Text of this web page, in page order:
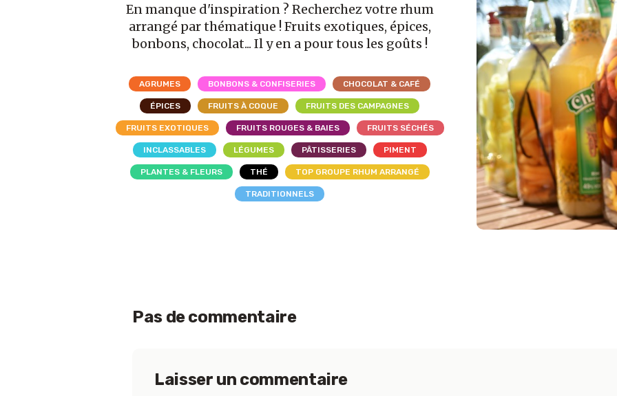
En manque d'inspiration ? Recherchez votre rhum
arrangé par thématique ! Fruits exotiques, épices,
bonbons, chocolat... Il y en a pour tous les goûts !
AGRUMES BONBONS & CONFISERIES CHOCOLAT & CAFÉ
ÉPICES FRUITS À COQUE FRUITS DES CAMPAGNES
FRUITS EXOTIQUES FRUITS ROUGES & BAIES FRUITS SÉCHÉS
INCLASSABLES LÉGUMES PÂTISSERIES PIMENT
PLANTES & FLEURS THÉ TOP GROUPE RHUM ARRANGÉ
TRADITIONNELS
Pas de commentaire
Laisser un commentaire